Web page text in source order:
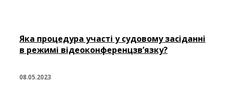
Яка процедура участі у судовому засіданні
в режимі відеоконференцзв’язку?
08.05.2023